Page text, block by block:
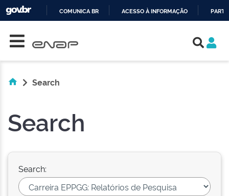
COMUNICA BR ACESSO À INFORMAÇÃO
Search
Search
Search: